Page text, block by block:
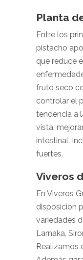
Planta
Entre los
pistacho
que reduce
fruto seco
controlar el
tendencia a
vista,
intestinal.
fuertes.
Viveros
En Viveros
disposición
variedades
Larnaka,
Realizamos